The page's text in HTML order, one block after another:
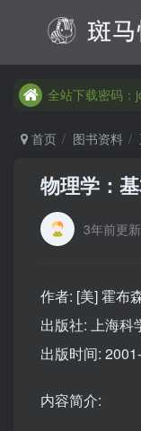
全站下载密码：
全站下载密码：
全站下载密码：
首页 图书资料
物理学：
3年前更新
作者: [美] 霍布
出版社: 上海科
出版时间:
内容简介: